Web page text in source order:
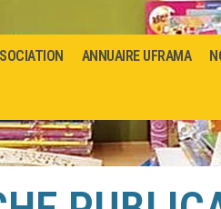
ANNUAIRE UFRAMA